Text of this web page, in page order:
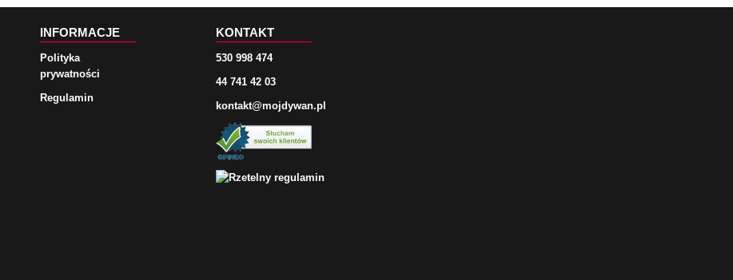
INFORMACJE
Polityka
prywatności
Regulamin
KONTAKT
530 998 474
44 741 42 03
kontakt@mojdywan.pl